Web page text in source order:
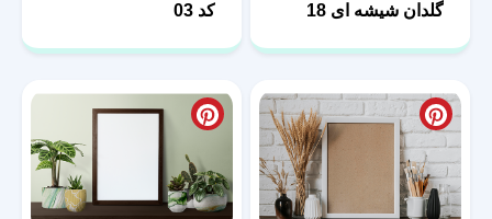
گلدان شیشه ای 18
کد 03